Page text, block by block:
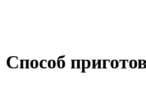
Способ